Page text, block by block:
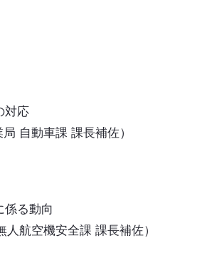
対応
自動車課 課長補佐）
係る動向
航空機安全課 課長補佐）